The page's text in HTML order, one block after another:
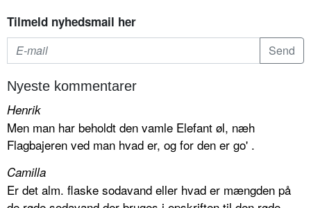
Tilmeld nyhedsmail her
Nyeste kommentarer
Henrik
Men man har beholdt den vamle Elefant øl, næh
Flagbajeren ved man hvad er, og for den er go' .
Camilla
Er det alm. flaske sodavand eller hvad er mængden på